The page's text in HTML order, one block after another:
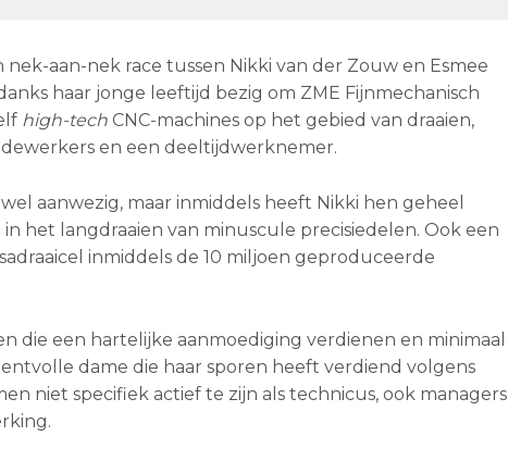
aan-nek race tussen Nikki van der Zouw en Esmee
haar jonge leeftijd bezig om ZME Fijnmechanisch
high-techCNC-machines op het gebied van draaien,
en een deeltijdwerknemer.
aanwezig, maar inmiddels heeft Nikki hen geheel
het langdraaien van minuscule precisiedelen. Ook een
inmiddels de 10 miljoen geproduceerde
die een hartelijke aanmoediging verdienen en minimaal
dame die haar sporen heeft verdiend volgens
niet specifiek actief te zijn als technicus, ook managers